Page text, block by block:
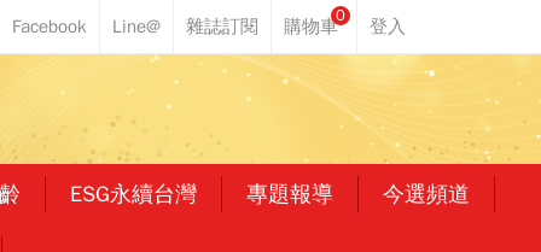
0
ESG永續台灣 專題報導 今選頻道